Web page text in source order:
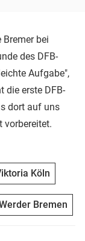
bei
des DFB-
Aufgabe",
die erste DFB-
dort auf uns
vorbereitet.
Köln
Bremen